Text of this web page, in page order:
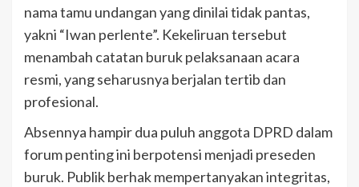
nama tamu undangan yang dinilai tidak pantas,
yakni “Iwan perlente”. Kekeliruan tersebut
menambah catatan buruk pelaksanaan acara
resmi, yang seharusnya berjalan tertib dan
profesional.
Absennya hampir dua puluh anggota DPRD dalam
forum penting ini berpotensi menjadi preseden
buruk. Publik berhak mempertanyakan integritas,